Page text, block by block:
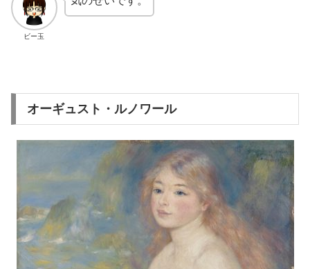
ビー玉
オーギュスト・ルノワール